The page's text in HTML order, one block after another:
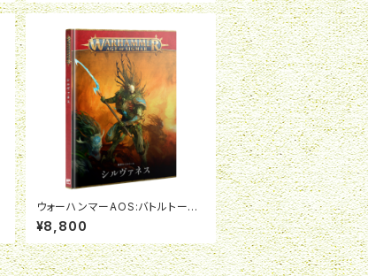
ウォーハンマーAOS:バトルトーム：
シルヴァネス（日本語版）
¥8,800